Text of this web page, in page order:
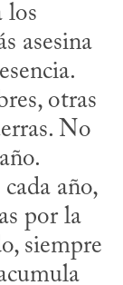
los
asesina
otras
No
año,
por la
siempre